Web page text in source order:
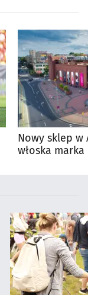
Nowy sklep w
włoska